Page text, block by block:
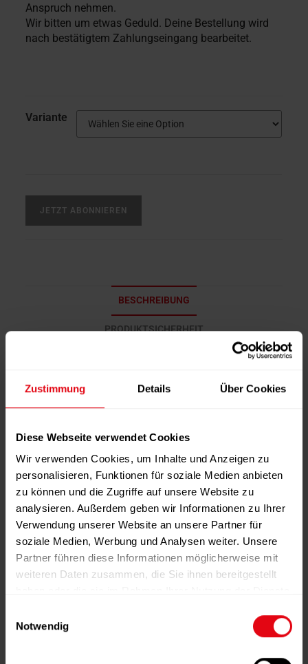
Zustimmung Details Über Cookies
Diese Webseite verwendet Cookies
Wir verwenden Cookies, um Inhalte und Anzeigen zu
personalisieren, Funktionen für soziale Medien anbieten
zu können und die Zugriffe auf unsere Website zu
analysieren. Außerdem geben wir Informationen zu Ihrer
Verwendung unserer Website an unsere Partner für
soziale Medien, Werbung und Analysen weiter. Unsere
Partner führen diese Informationen möglicherweise mit
weiteren Daten zusammen, die Sie ihnen bereitgestellt
Notwendig
Anspruch nehmen.
Wir bitten um etwas Geduld. Deine Bestellung wird
nach bestätigtem Zahlungseingang bearbeitet.
Variante
JETZT ABONNIEREN
BESCHREIBUNG
PRODUKTSICHERHEIT
Die medical fitness and healthcare ist ein
Ernährung. Sie erscheint halbjährlich, erreicht
Fitness- und Gesundheits-Anlagen im gesamten
deutschsprachigen Raum (Deutschland, Österreich
und Schweiz), liefert Firmen branchenspezifische
Informationen und ist auf nationalen und
internationalen Kongressen und Messen vertreten.
gefallen …